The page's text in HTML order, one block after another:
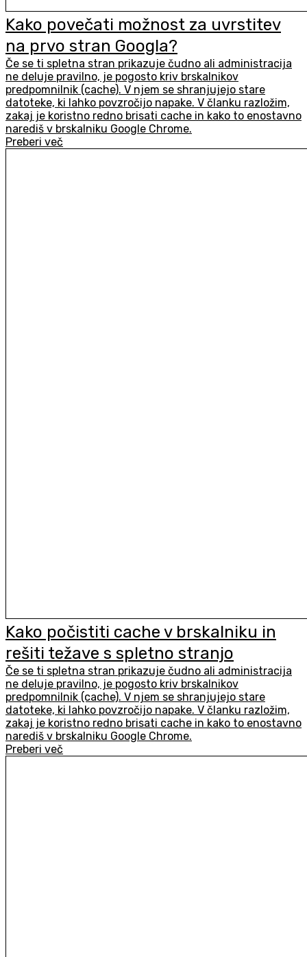
Kako povečati možnost za uvrstitev
na prvo stran Googla?
Če se ti spletna stran prikazuje čudno ali administracija
ne deluje pravilno, je pogosto kriv brskalnikov
predpomnilnik (cache). V njem se shranjujejo stare
datoteke, ki lahko povzročijo napake. V članku razložim,
zakaj je koristno redno brisati cache in kako to enostavno
narediš v brskalniku Google Chrome.
Preberi več
Kako počistiti cache v brskalniku in
rešiti težave s spletno stranjo
Če se ti spletna stran prikazuje čudno ali administracija
ne deluje pravilno, je pogosto kriv brskalnikov
predpomnilnik (cache). V njem se shranjujejo stare
datoteke, ki lahko povzročijo napake. V članku razložim,
zakaj je koristno redno brisati cache in kako to enostavno
narediš v brskalniku Google Chrome.
Preberi več